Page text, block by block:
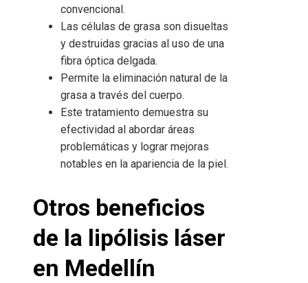
convencional.
Las células de grasa son disueltas
y destruidas gracias al uso de una
fibra óptica delgada.
Permite la eliminación natural de la
grasa a través del cuerpo.
Este tratamiento demuestra su
efectividad al abordar áreas
problemáticas y lograr mejoras
notables en la apariencia de la piel.
Otros beneficios
de la lipólisis láser
en Medellín